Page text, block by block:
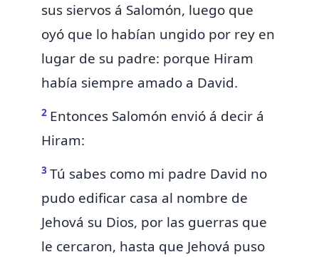
sus siervos á Salomón, luego que
oyó que lo habían ungido por rey en
lugar de su padre: porque Hiram
había siempre amado a David.
2 Entonces Salomón envió á decir á
Hiram:
3 Tú sabes como mi padre David no
pudo edificar casa al nombre de
Jehová su Dios, por las guerras que
le cercaron, hasta que Jehová puso